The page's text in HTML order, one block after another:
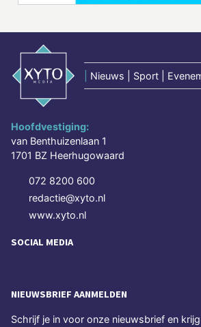
Nieuws | Sport |
Hoofdvestiging:
van Benthuizenlaan 1
1701 BZ Heerhugowaard
072 8200 600
redactie@xyto.nl
www.xyto.nl
SOCIAL MEDIA
NIEUWSBRIEF AANMELDEN
Schrijf je in voor onze nieuwsbrief en